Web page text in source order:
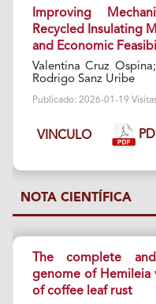
Improving
Recycled Insulating
and Economic
Valentina Cruz
Rodrigo Sanz Uribe
Publicado: 2026-01-19
VINCULO
NOTA CIENTÍFICA
The complete
genome of Hemileia
of coffee leaf rust